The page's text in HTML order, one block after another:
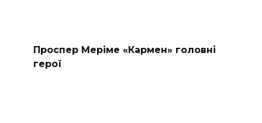
Проспер Меріме «Кармен» головні
герої